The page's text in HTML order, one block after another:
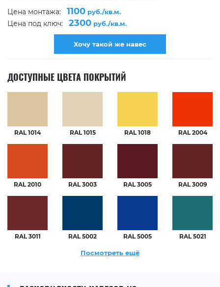
Цена монтажа: 1100 руб./кв.м.
Цена под ключ: 2300 руб./кв.м.
Хочу такой же навес
ДОСТУПНЫЕ ЦВЕТА ПОКРЫТИЙ
RAL 1014 RAL 1015 RAL 1018 RAL 2004
RAL 2010 RAL 3003 RAL 3005 RAL 3009
RAL 3011 RAL 5002 RAL 5005 RAL 5021
Посмотреть ещё